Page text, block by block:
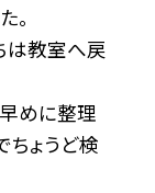
。
は教室へ戻
早めに整理
ちょうど検